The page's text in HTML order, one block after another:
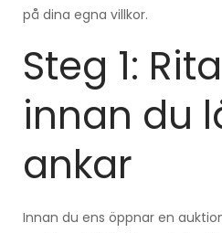
på dina egna villkor.
Steg 1:
innan du
ankar
Innan du ens öppnar en